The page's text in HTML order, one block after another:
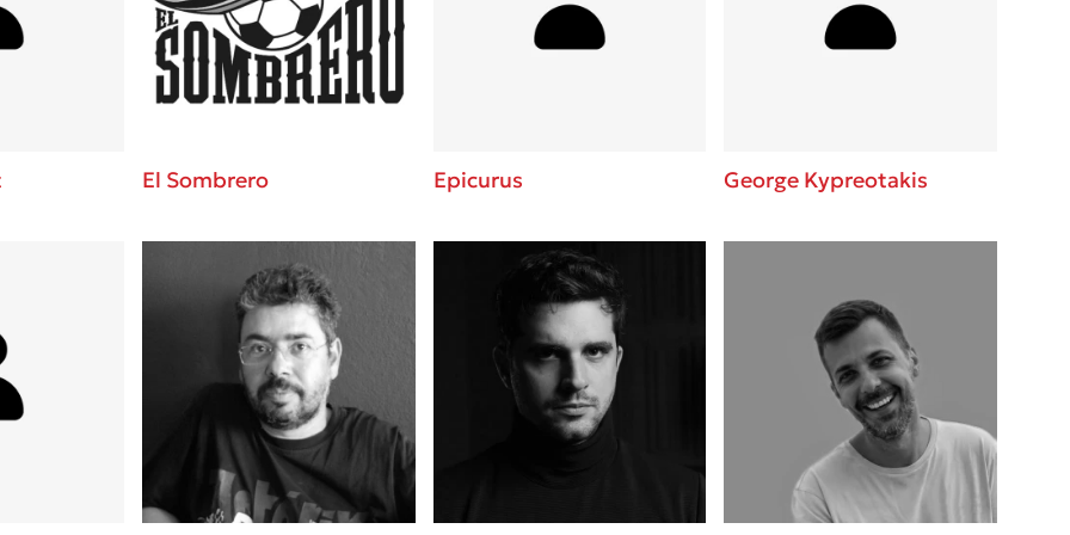
3 βιβλία που μπορείς να διαβάσεις σε
μια μέρα!
Εύκολη συνταγή για chicken BBQ pizza
παύση σε μετωπική σύγκρουση με τη
Πάνω, κάτω, μπροστά, πίσω; Κάνε το
τεστ και ανακάλυψε την τάση σου!
El Sombrero Epicurus George Kypreotakis